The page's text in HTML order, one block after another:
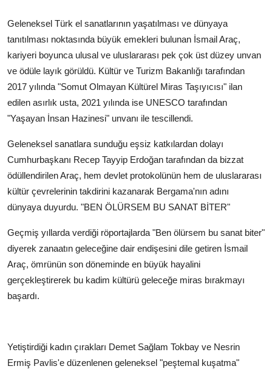
Geleneksel Türk el sanatlarının yaşatılması ve dünyaya
tanıtılması noktasında büyük emekleri bulunan İsmail Araç,
kariyeri boyunca ulusal ve uluslararası pek çok üst düzey unvan
ve ödüle layık görüldü. Kültür ve Turizm Bakanlığı tarafından
2017 yılında "Somut Olmayan Kültürel Miras Taşıyıcısı" ilan
edilen asırlık usta, 2021 yılında ise UNESCO tarafından
"Yaşayan İnsan Hazinesi" unvanı ile tescillendi.
Geleneksel sanatlara sunduğu eşsiz katkılardan dolayı
Cumhurbaşkanı Recep Tayyip Erdoğan tarafından da bizzat
ödüllendirilen Araç, hem devlet protokolünün hem de uluslararası
kültür çevrelerinin takdirini kazanarak Bergama'nın adını
dünyaya duyurdu. "BEN ÖLÜRSEM BU SANAT BİTER"
Geçmiş yıllarda verdiği röportajlarda "Ben ölürsem bu sanat biter"
diyerek zanaatın geleceğine dair endişesini dile getiren İsmail
Araç, ömrünün son döneminde en büyük hayalini
gerçekleştirerek bu kadim kültürü geleceğe miras bırakmayı
başardı.
Yetiştirdiği kadın çırakları Demet Sağlam Tokbay ve Nesrin
Ermiş Pavlis'e düzenlenen geleneksel "peştemal kuşatma"